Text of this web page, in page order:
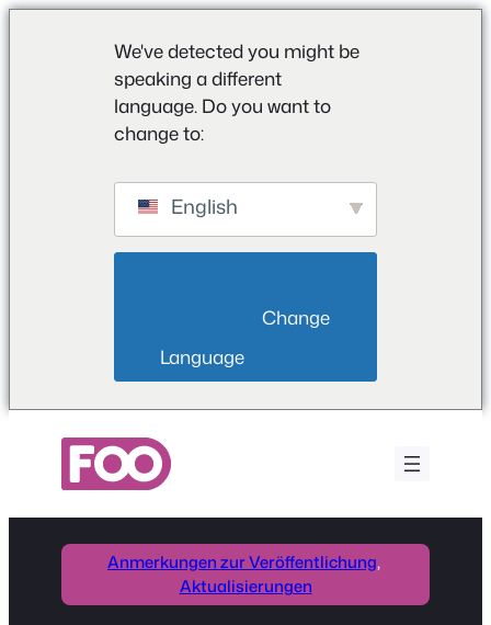
We've detected you might be
speaking a different
language. Do you want to
change to:
English
Language
springen
Anmerkungen zur Veröffentlichung
Aktualisierungen